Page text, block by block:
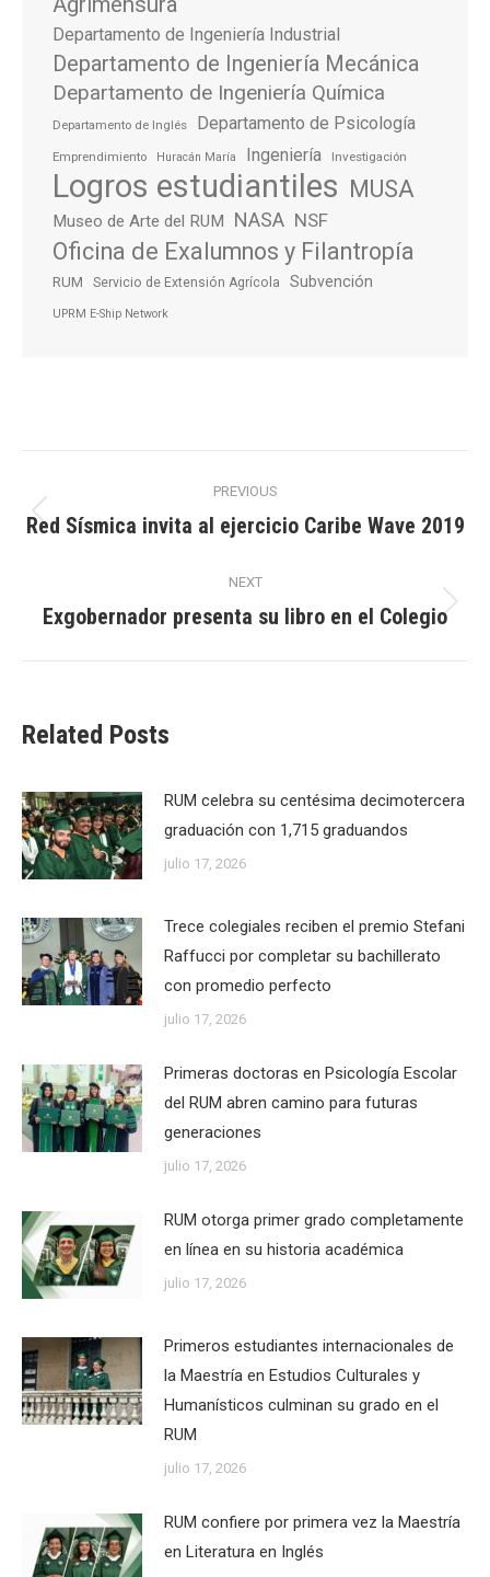
Departamento de Ingeniería Industrial
Departamento de Ingeniería Mecánica
Departamento de Ingeniería Química
Departamento de Inglés Departamento de Psicología
Emprendimiento Huracán María Ingeniería Investigación
Logros estudiantiles MUSA
Museo de Arte del RUM NASA NSF
Oficina de Exalumnos y Filantropía
RUM Servicio de Extensión Agrícola Subvención
UPRM E-Ship Network
navigation
PREVIOUS
Previous
Red Sísmica invita al ejercicio Caribe Wave 2019
NEXT
Next
Exgobernador presenta su libro en el Colegio
Related Posts
RUM celebra su centésima decimotercera
graduación con 1,715 graduandos
julio 17, 2026
Trece colegiales reciben el premio Stefani
Raffucci por completar su bachillerato
con promedio perfecto
julio 17, 2026
Primeras doctoras en Psicología Escolar
del RUM abren camino para futuras
generaciones
julio 17, 2026
RUM otorga primer grado completamente
en línea en su historia académica
julio 17, 2026
Primeros estudiantes internacionales de
la Maestría en Estudios Culturales y
Humanísticos culminan su grado en el
RUM
julio 17, 2026
RUM confiere por primera vez la Maestría
en Literatura en Inglés